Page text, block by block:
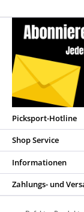
Picksport-Hotline
Shop Service
Informationen
Zahlungs- und